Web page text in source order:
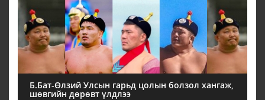
Б.Бат-Өлзий Улсын гарьд цолын болзол хангаж,
шөвгийн дөрөвт үлдлээ